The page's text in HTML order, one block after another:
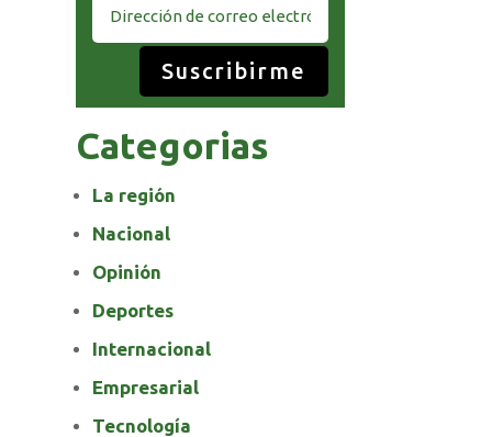
Suscribirme
Categorias
La región
Nacional
Opinión
Deportes
Internacional
Empresarial
Tecnología